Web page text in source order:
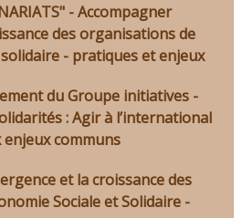
- Accompagner
des organisations de
solidaire - pratiques et enjeux
du Groupe initiatives -
: Agir à l’international
enjeux communs
et la croissance des
Sociale et Solidaire -